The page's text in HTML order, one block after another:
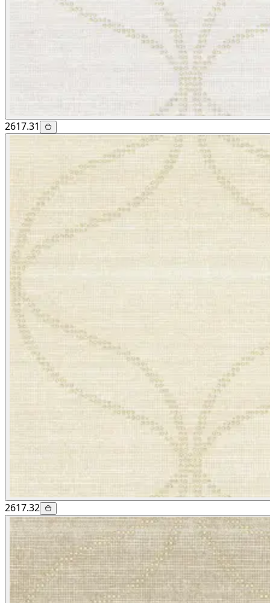
2617.31
2617.32